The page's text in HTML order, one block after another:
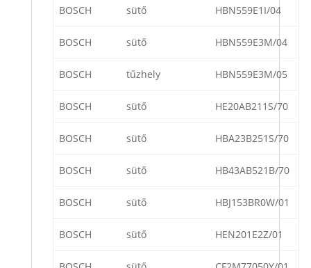
BOSCH sütő HBN559E1I/04
BOSCH sütő HBN559E3M/04
BOSCH tűzhely HBN559E3M/05
BOSCH sütő HE20AB211S/70
BOSCH sütő HBA23B251S/70
BOSCH sütő HB43AB521B/70
BOSCH sütő HBJ153BR0W/01
BOSCH sütő HEN201E2Z/01